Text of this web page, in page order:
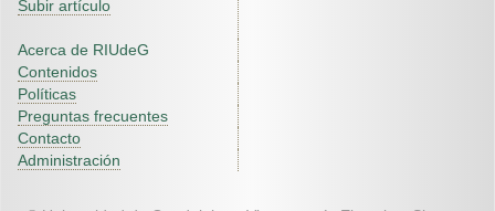
Subir artículo
Acerca de RIUdeG
Contenidos
Políticas
Preguntas frecuentes
Contacto
Administración